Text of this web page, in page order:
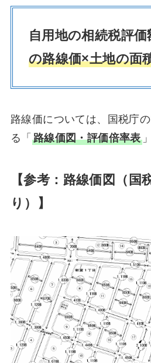
自用地の相続税評価
の路線価×土地の面
路線価については、国税庁
る「 路線価図・評価倍率表
【参考：路線価図（国
り）】